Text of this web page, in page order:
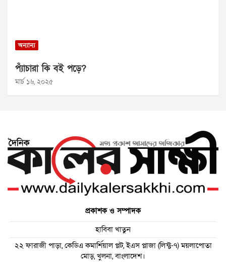
অন্যান্য
প্যাঁচারা কি বই পড়ে?
মার্চ ১৬, ২০২৫
প্রকাশক ও সম্পাদক
হাবিবা খাতুন
২২ ফারাজী পাড়া, কেডিএ কমার্শিয়াল প্লট, ইএস প্লাজা (লিফ্ট-৭) ময়লাপোতা
মোড়, খুলনা, বাংলাদেশ।